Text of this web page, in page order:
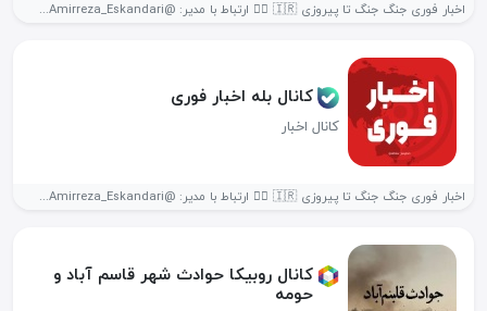
اخبار فوری جنگ جنگ تا پیروزی 🇮🇷 ✌🏻 ارتباط با مدیر: @Amirreza_Eskandari...
کانال بله اخبار فوری
کانال اخبار
اخبار فوری جنگ جنگ تا پیروزی 🇮🇷 ✌🏻 ارتباط با مدیر: @Amirreza_Eskandari...
کانال روبیکا حوادث شهر قاسم آباد و
حومه